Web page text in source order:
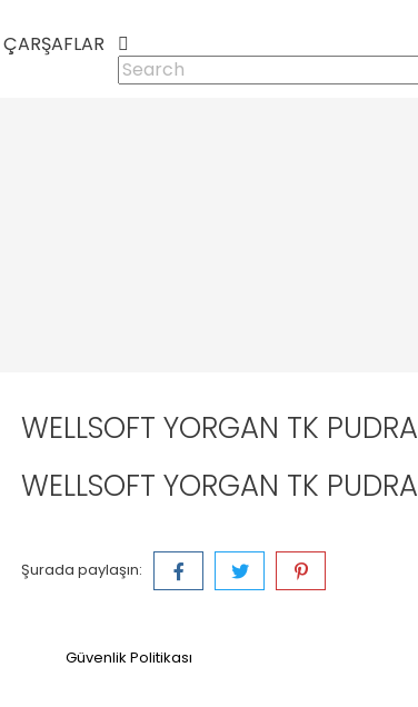
ÇARŞAFLAR
WELLSOFT YORGAN TK PUDRA
WELLSOFT YORGAN TK PUDRA
Şurada paylaşın:
Güvenlik Politikası